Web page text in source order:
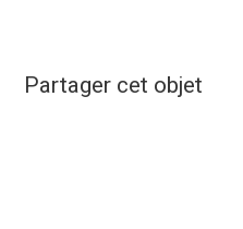
Partager cet objet